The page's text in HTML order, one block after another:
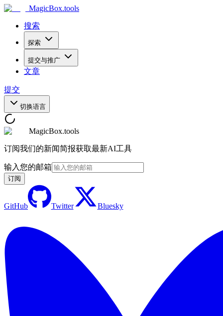
MagicBox.tools
搜索
探索
提交与推广
文章
提交
切换语言
MagicBox.tools
订阅我们的新闻简报获取最新AI工具
输入您的邮箱
订阅
GitHub Twitter Bluesky